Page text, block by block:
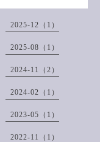
2025-12（1）
2025-08（1）
2024-11（2）
2024-02（1）
2023-05（1）
2022-11（1）